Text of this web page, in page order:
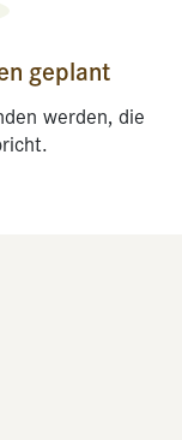
geplant
werden, die